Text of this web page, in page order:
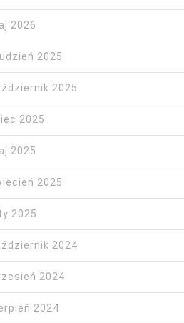
2026
2025
2025
2025
2025
2025
2025
2024
2024
2024